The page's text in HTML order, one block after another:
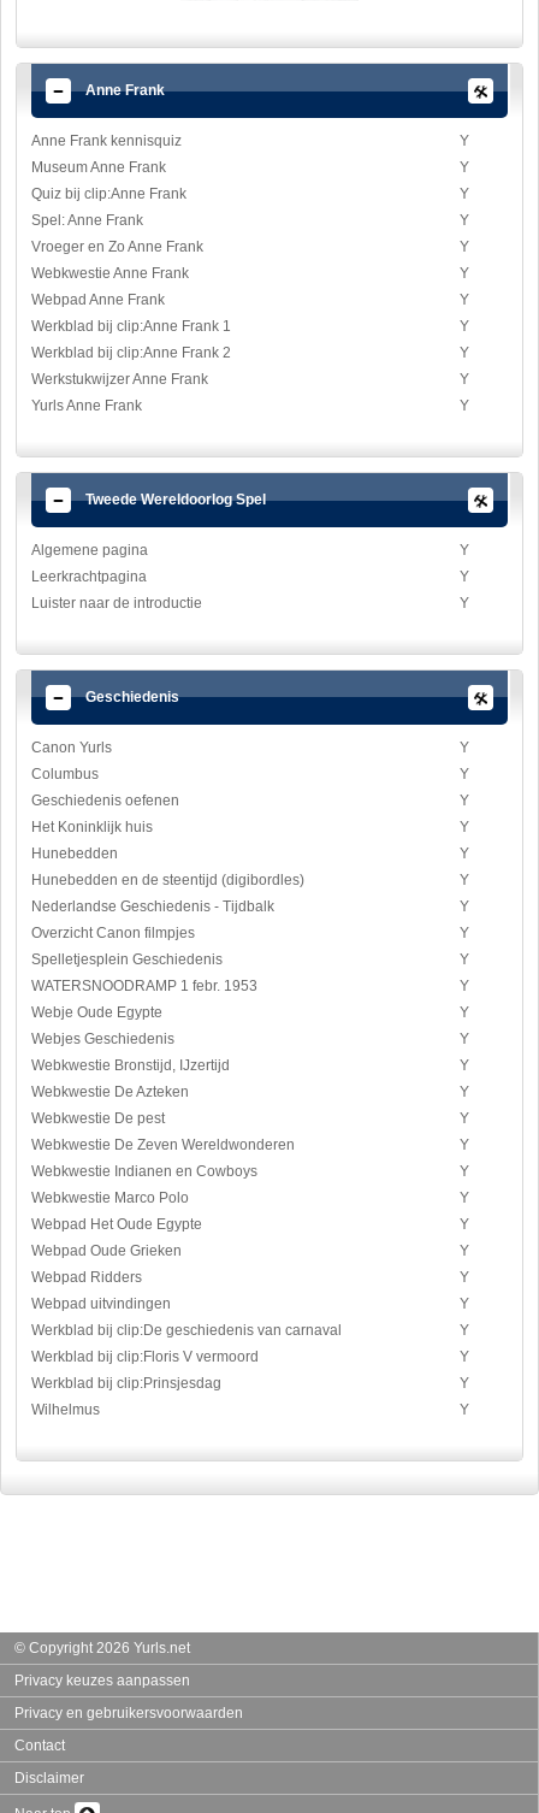
Anne Frank
Anne Frank kennisquiz
Y
Museum Anne Frank
Y
Quiz bij clip:Anne Frank
Y
Spel: Anne Frank
Y
Vroeger en Zo Anne Frank
Y
Webkwestie Anne Frank
Y
Webpad Anne Frank
Y
Werkblad bij clip:Anne Frank 1
Y
Werkblad bij clip:Anne Frank 2
Y
Werkstukwijzer Anne Frank
Y
Yurls Anne Frank
Y
Tweede Wereldoorlog Spel
Algemene pagina
Y
Leerkrachtpagina
Y
Luister naar de introductie
Y
Geschiedenis
Canon Yurls
Y
Columbus
Y
Geschiedenis oefenen
Y
Het Koninklijk huis
Y
Hunebedden
Y
Hunebedden en de steentijd (digibordles)
Y
Nederlandse Geschiedenis - Tijdbalk
Y
Overzicht Canon filmpjes
Y
Spelletjesplein Geschiedenis
Y
WATERSNOODRAMP 1 febr. 1953
Y
Webje Oude Egypte
Y
Webjes Geschiedenis
Y
Webkwestie Bronstijd, IJzertijd
Y
Webkwestie De Azteken
Y
Webkwestie De pest
Y
Webkwestie De Zeven Wereldwonderen
Y
Webkwestie Indianen en Cowboys
Y
Webkwestie Marco Polo
Y
Webpad Het Oude Egypte
Y
Webpad Oude Grieken
Y
Webpad Ridders
Y
Webpad uitvindingen
Y
Werkblad bij clip:De geschiedenis van carnaval
Y
Werkblad bij clip:Floris V vermoord
Y
Werkblad bij clip:Prinsjesdag
Y
Wilhelmus
Y
© Copyright 2026 Yurls.net
Privacy keuzes aanpassen
Privacy en gebruikersvoorwaarden
Contact
Disclaimer